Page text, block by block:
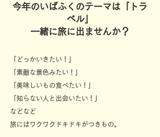
今年のいばふくのテーマは「トラ
ベル」
一緒に旅に出ませんか？
「どっかいきたい！」
「素敵な景色みたい！」
「美味しいもの食べたい！」
「知らない人と出会いたい！」
などなど
旅にはワクワクドキドキがつきもの。